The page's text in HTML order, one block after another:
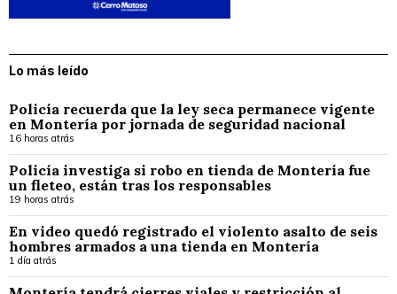
Lo más leído
Policía recuerda que la ley seca permanece vigente
en Montería por jornada de seguridad nacional
16 horas atrás
Policía investiga si robo en tienda de Montería fue
un fleteo, están tras los responsables
19 horas atrás
En video quedó registrado el violento asalto de seis
hombres armados a una tienda en Montería
1 día atrás